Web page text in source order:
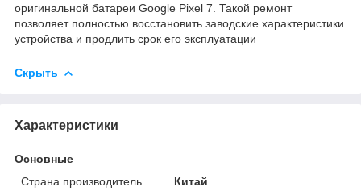
оригинальной батареи Google Pixel 7. Такой ремонт
позволяет полностью восстановить заводские характеристики
устройства и продлить срок его эксплуатации
Скрыть
Характеристики
Основные
Страна производитель
Китай